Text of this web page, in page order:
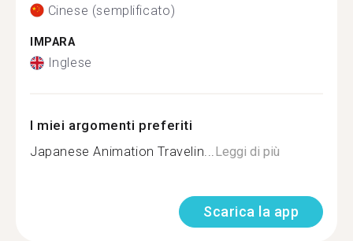
Cinese (semplificato)
IMPARA
Inglese
I miei argomenti preferiti
Japanese Animation Travelin...Leggi di più
Scarica la app